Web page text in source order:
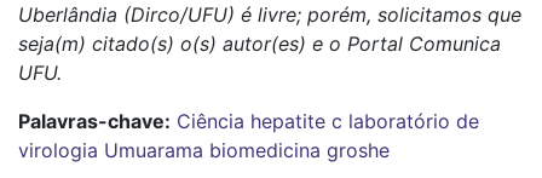
Uberlândia (Dirco/UFU) é livre; porém, solicitamos que
seja(m) citado(s) o(s) autor(es) e o Portal Comunica
UFU.
Palavras-chave: Ciência hepatite c laboratório de
virologia Umuarama biomedicina groshe